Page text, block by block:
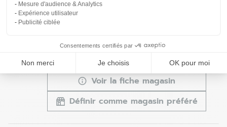
Mesure d'audience & Analytics
Expérience utilisateur
Publicité ciblée
Consentements certifiés par
Non merci Je choisis OK pour moi
7 Chartres - Barjouville - Fermé
1 Rue de la Torche
Fermé aujourd'hui
02 37 88 06 26
Voir la fiche magasin
Définir comme magasin préféré